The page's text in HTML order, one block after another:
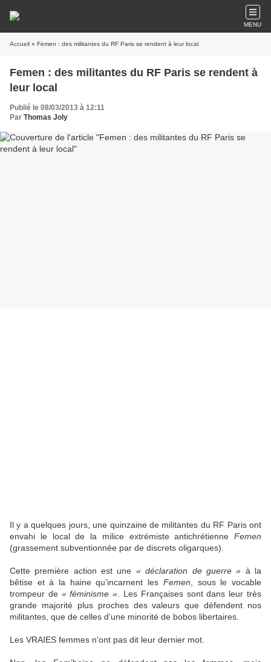
MENU
Accueil » Femen : des militantes du RF Paris se rendent à leur local
Femen : des militantes du RF Paris se rendent à
leur local
Publié le 08/03/2013 à 12:11
Par Thomas Joly
Il y a quelques jours, une quinzaine de militantes du RF Paris ont
envahi le local de la milice extrémiste antichrétienne Femen
(grassement subventionnée par de discrets oligarques).
Cette première action est une « déclaration de guerre » à la
bêtise et à la haine qu’incarnent les Femen , sous le vocable
trompeur de « féminisme » . Les Françaises sont dans leur très
grande majorité plus proches des valeurs que défendent nos
militantes, que de celles d’une minorité de bobos libertaires.
Les VRAIES femmes n’ont pas dit leur dernier mot.